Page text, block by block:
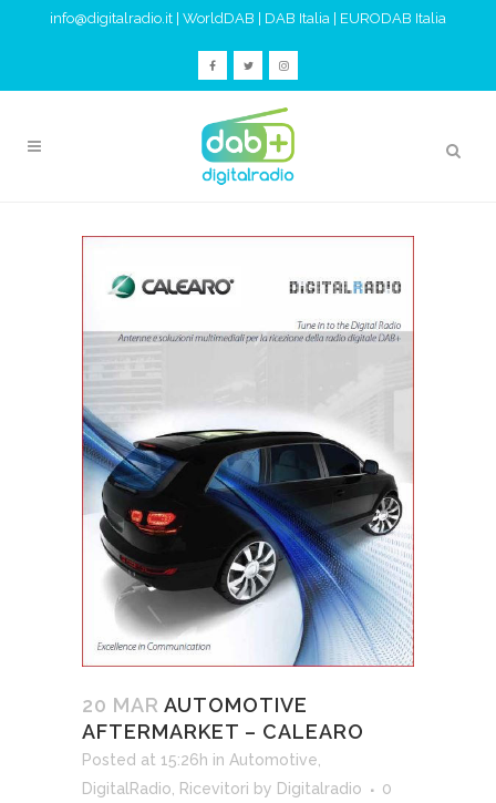
info@digitalradio.it WorldDAB DAB Italia EURODAB Italia
20 MAR AUTOMOTIVE
AFTERMARKET – CALEARO
Posted at 15:26h in Automotive,
DigitalRadio, Ricevitori by Digitalradio
0